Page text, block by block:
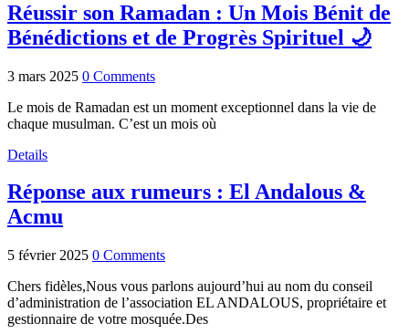
Réussir son Ramadan : Un Mois Bénit de
Bénédictions et de Progrès Spirituel 🌙
3 mars 2025 0 Comments
Le mois de Ramadan est un moment exceptionnel dans la vie de
chaque musulman. C’est un mois où
Details
Réponse aux rumeurs : El Andalous &
Acmu
5 février 2025 0 Comments
Chers fidèles,Nous vous parlons aujourd’hui au nom du conseil
d’administration de l’association EL ANDALOUS, propriétaire et
gestionnaire de votre mosquée.Des